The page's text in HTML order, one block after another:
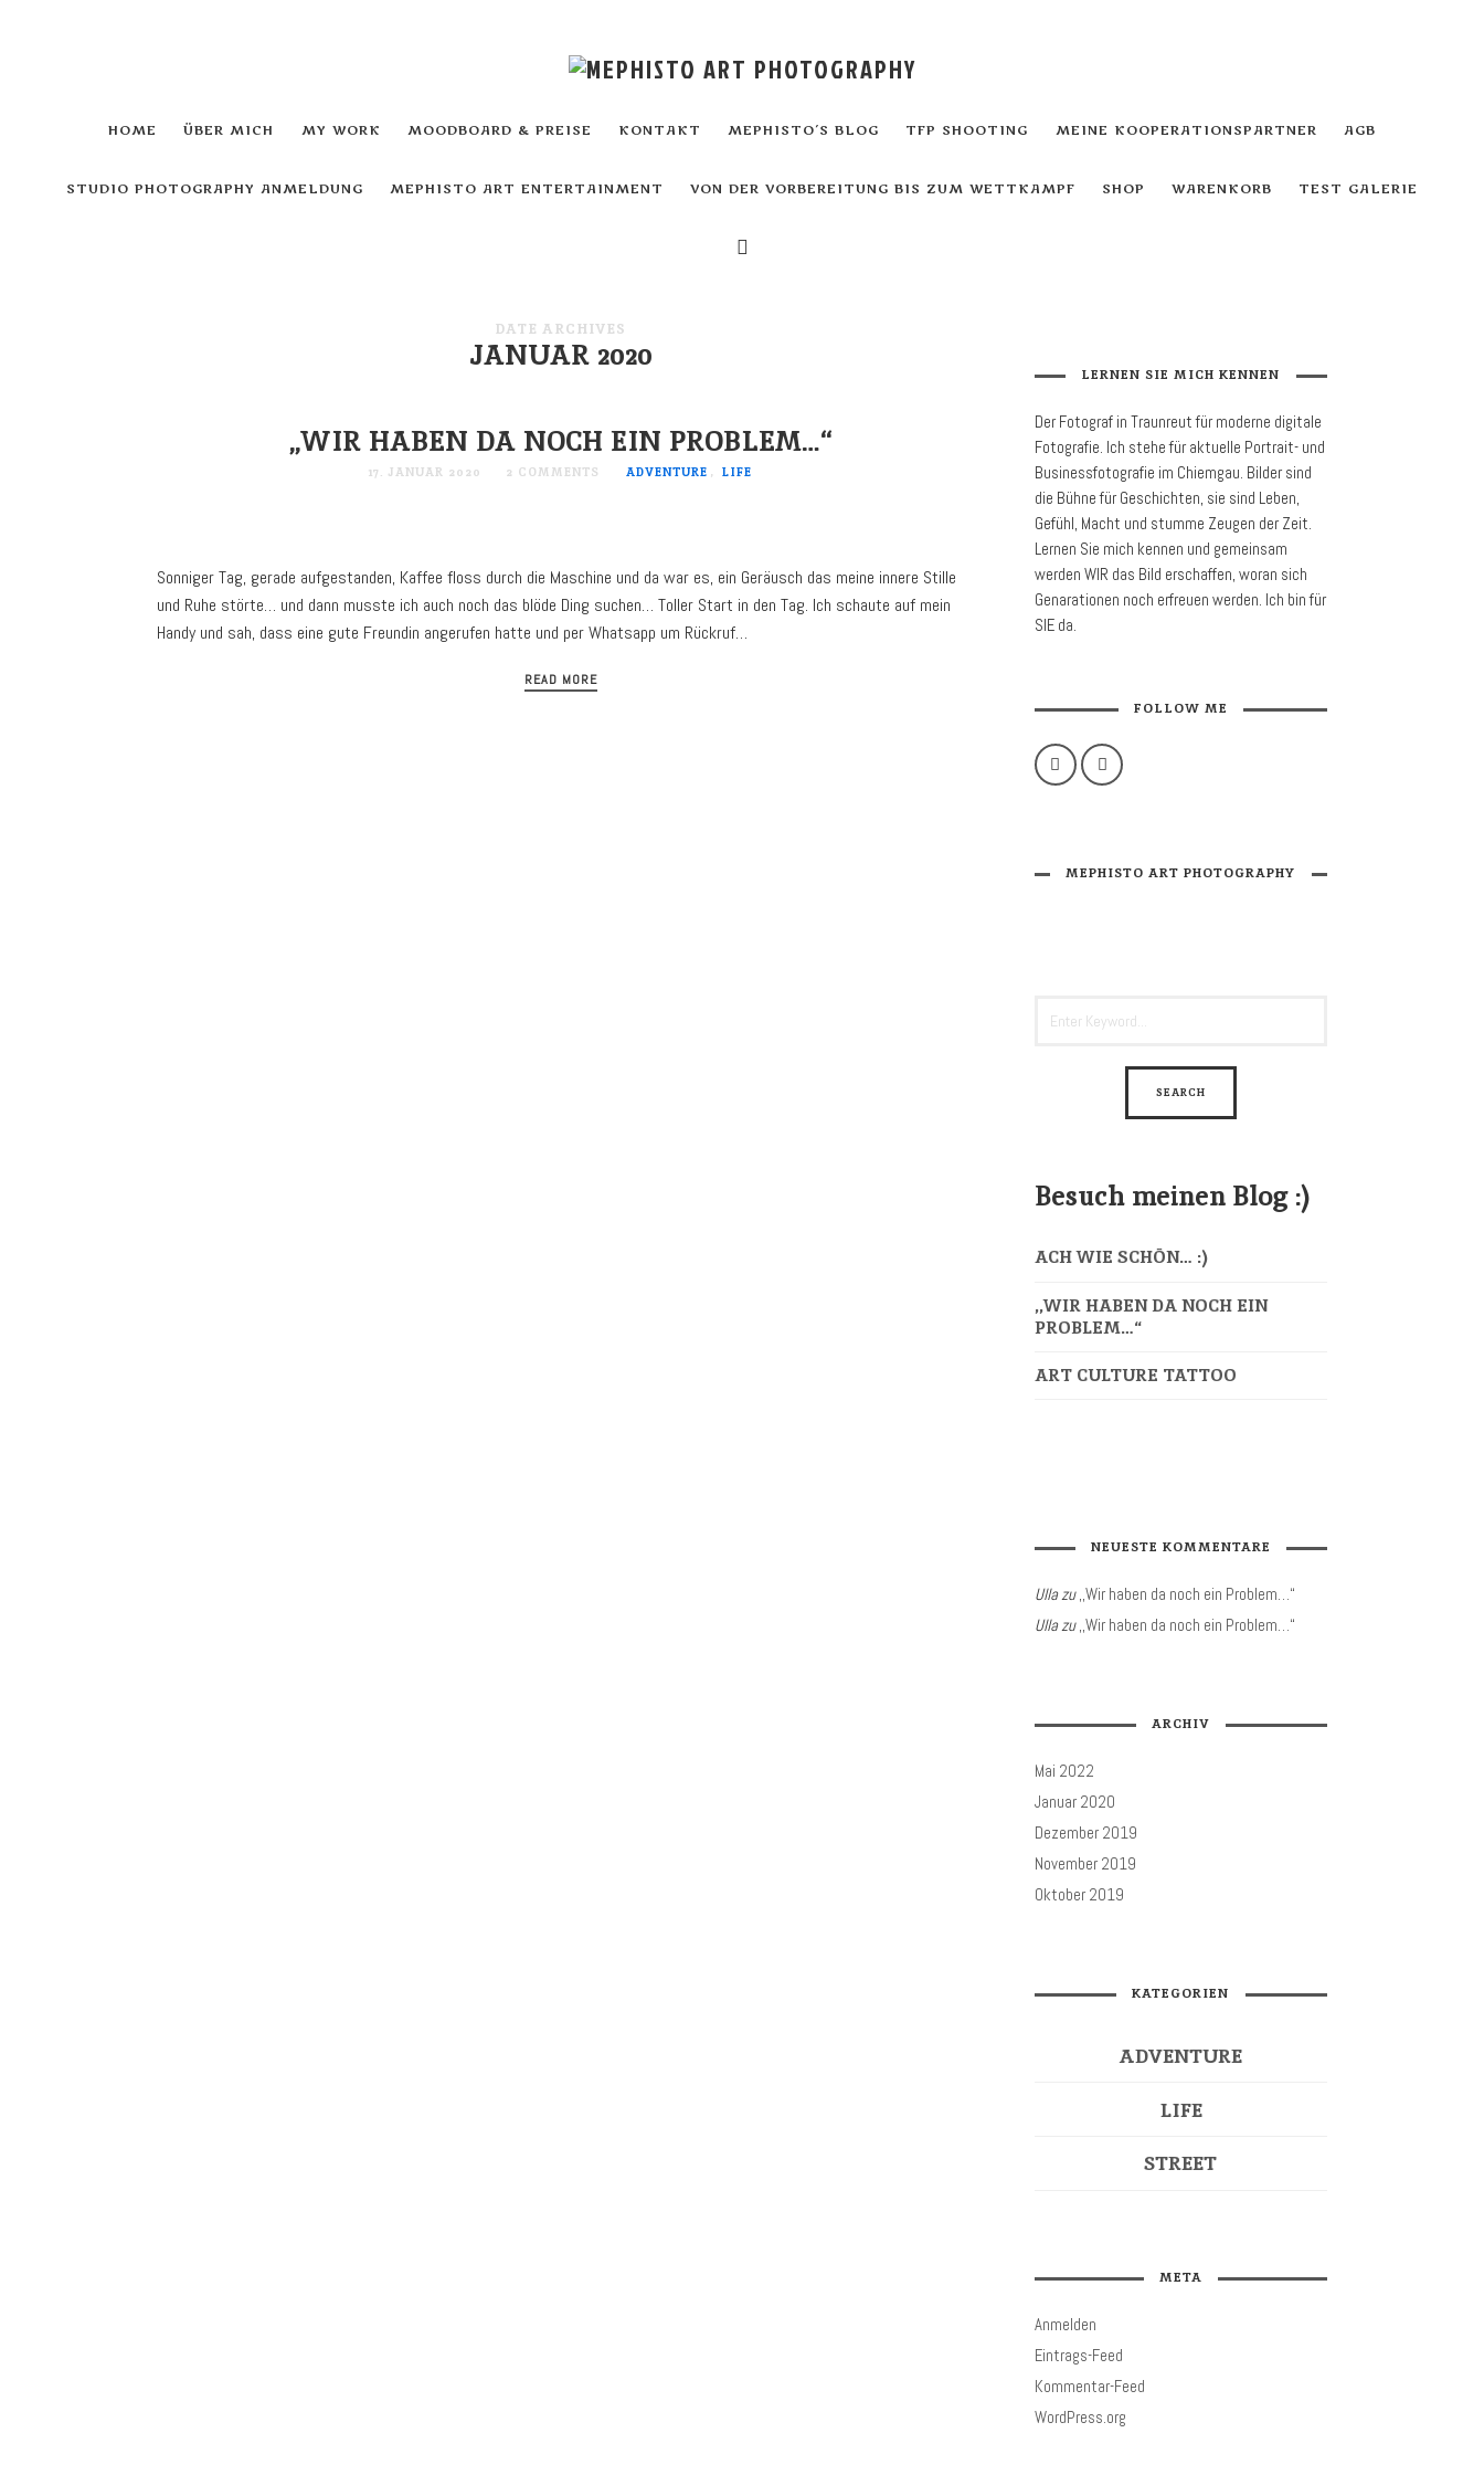
HOME ÜBER MICH MY WORK MOODBOARD & PREISE KONTAKT MEPHISTO´S BLOG TFP SHOOTING MEINE KOOPERATIONSPARTNER AGB
STUDIO PHOTOGRAPHY ANMELDUNG MEPHISTO ART ENTERTAINMENT VON DER VORBEREITUNG BIS ZUM WETTKAMPF SHOP WARENKORB TEST GALERIE
DATE ARCHIVES
JANUAR 2020
,,WIR HABEN DA NOCH EIN PROBLEM…“
17. JANUAR 2020 2 COMMENTS ADVENTURE , LIFE
Sonniger Tag, gerade aufgestanden, Kaffee floss durch die Maschine und da war es, ein Geräusch das meine innere Stille
und Ruhe störte… und dann musste ich auch noch das blöde Ding suchen… Toller Start in den Tag. Ich schaute auf mein
Handy und sah, dass eine gute Freundin angerufen hatte und per Whatsapp um Rückruf…
READ MORE
LERNEN SIE MICH KENNEN
Der Fotograf in Traunreut für moder­ne digitale
Foto­grafie. Ich stehe für aktuelle Portrait- und
Business­fotografie im Chiemgau. Bilder sind
die Bühne für Geschichten, sie sind Leben,
Gefühl, Macht und stumme Zeugen der Zeit.
Lernen Sie mich kennen und gemeinsam
werden WIR das Bild erschaffen, woran sich
Genarationen noch erfreuen werden. Ich bin für
SIE da.
FOLLOW ME
MEPHISTO ART PHOTOGRAPHY
Besuch meinen Blog :)
ACH WIE SCHÖN… :)
,,WIR HABEN DA NOCH EIN
PROBLEM…“
ART CULTURE TATTOO
NEUESTE KOMMENTARE
Ullazu,,Wir haben da noch ein Problem…“
Ullazu,,Wir haben da noch ein Problem…“
ARCHIV
Mai 2022
Januar 2020
Dezember 2019
November 2019
Oktober 2019
KATEGORIEN
ADVENTURE
LIFE
STREET
META
Anmelden
Eintrags-Feed
Kommentar-Feed
WordPress.org